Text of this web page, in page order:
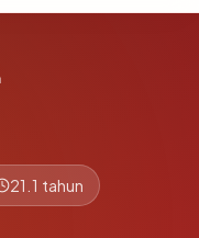
21.1 tahun